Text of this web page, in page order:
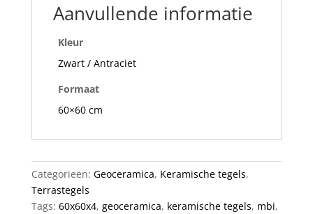
Aanvullende informatie
Kleur
Zwart / Antraciet
Formaat
60×60 cm
Categorieën: Geoceramica, Keramische tegels,
Terrastegels
Tags: 60x60x4, geoceramica, keramische tegels, mbi,